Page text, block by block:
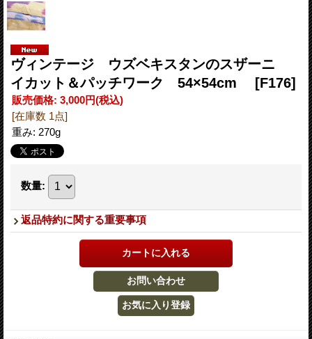
ヴィンテージ ウズベキスタンのスザーニ
イカット＆パッチワーク 54×54cm [F176]
販売価格: 3,000円(税込)
[在庫数 1点]
重み: 270g
数量:
返品特約に関する重要事項